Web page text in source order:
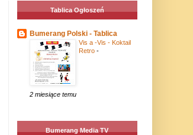
Tablica Ogłoszeń
Bumerang Polski - Tablica
Vis a -Vis - Koktail
Retro -
2 miesiące temu
Bumerang Media TV